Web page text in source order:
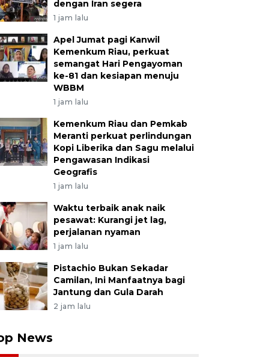
dengan Iran segera
1 jam lalu
Apel Jumat pagi Kanwil
Kemenkum Riau, perkuat
semangat Hari Pengayoman
ke-81 dan kesiapan menuju
WBBM
1 jam lalu
Kemenkum Riau dan Pemkab
Meranti perkuat perlindungan
Kopi Liberika dan Sagu melalui
Pengawasan Indikasi
Geografis
1 jam lalu
Waktu terbaik anak naik
pesawat: Kurangi jet lag,
perjalanan nyaman
1 jam lalu
Pistachio Bukan Sekadar
Camilan, Ini Manfaatnya bagi
Jantung dan Gula Darah
2 jam lalu
News